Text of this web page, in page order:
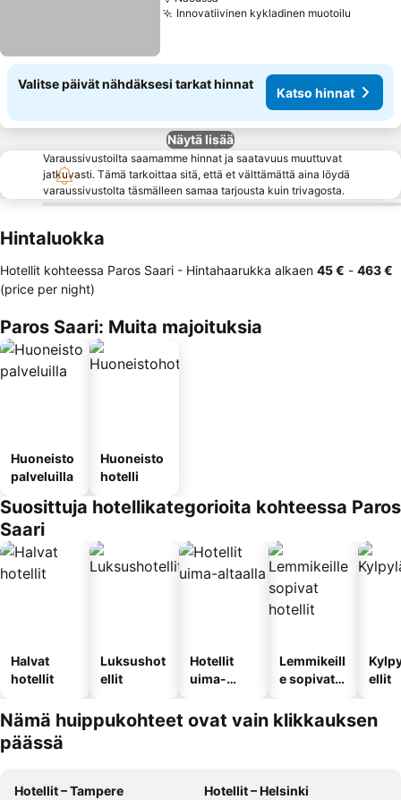
Innovatiivinen kykladinen muotoilu
Valitse päivät nähdäksesi tarkat hinnat
Katso hinnat
Näytä lisää
Varaussivustoilta saamamme hinnat ja saatavuus muuttuvat
jatkuvasti. Tämä tarkoittaa sitä, että et välttämättä aina löydä
varaussivustolta täsmälleen samaa tarjousta kuin trivagosta.
Hintaluokka
Hotellit kohteessa Paros Saari - Hintahaarukka alkaen ‎45 € - ‎463 €
(price per night)
Paros Saari: Muita majoituksia
Huoneisto
palveluilla
Huoneisto
hotelli
Suosittuja hotellikategorioita kohteessa Paros
Saari
Halvat
hotellit
Luksushot
ellit
Hotellit
uima-
Lemmikeill
e sopivat
ellit
Nämä huippukohteet ovat vain klikkauksen
päässä
Hotellit – Tampere
Hotellit – Helsinki